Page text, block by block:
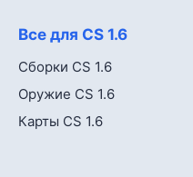
Все для CS 1.6
Сборки CS 1.6
Оружие CS 1.6
Карты CS 1.6